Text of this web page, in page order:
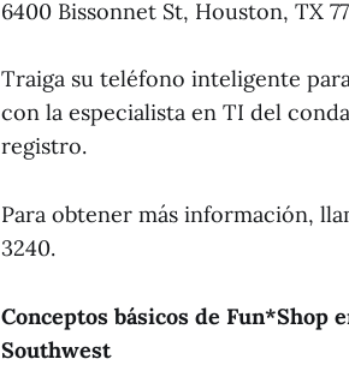
6400 Bissonnet St, Houston, TX
Traiga su teléfono inteligente
con la especialista en TI del
registro.
Para obtener más información,
3240.
Conceptos básicos de Fun*Shop
Southwest